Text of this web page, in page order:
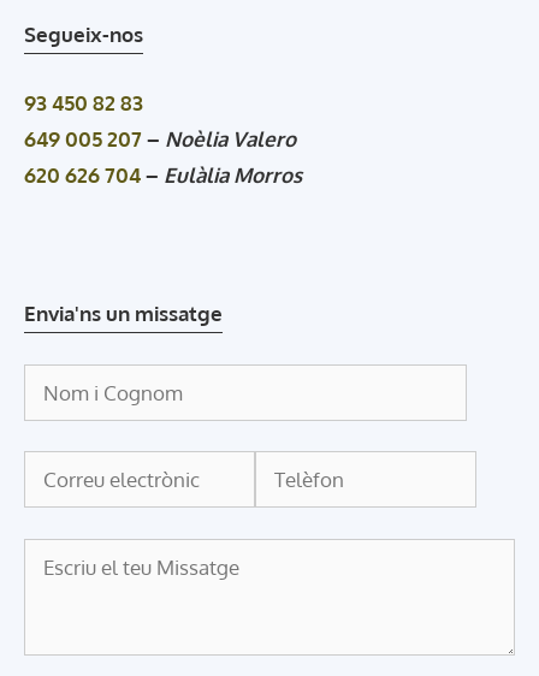
Segueix-nos
93 450 82 83
649 005 207– Noèlia Valero
620 626 704– Eulàlia Morros
Envia'ns un missatge